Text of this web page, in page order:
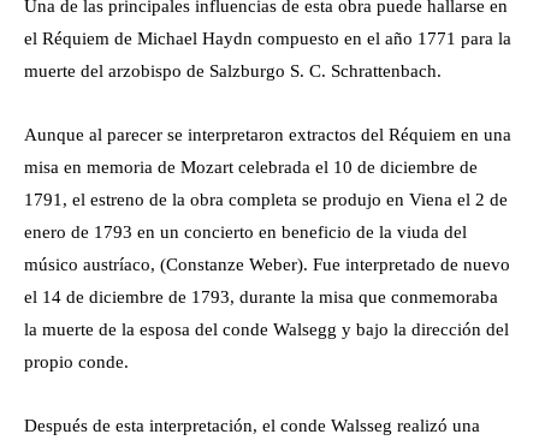
Una de las principales influencias de esta obra puede hallarse en
el Réquiem de Michael Haydn compuesto en el año 1771 para la
muerte del arzobispo de Salzburgo S. C. Schrattenbach.
Aunque al parecer se interpretaron extractos del Réquiem en una
misa en memoria de Mozart celebrada el 10 de diciembre de
1791, el estreno de la obra completa se produjo en Viena el 2 de
enero de 1793 en un concierto en beneficio de la viuda del
músico austríaco, (Constanze Weber). Fue interpretado de nuevo
el 14 de diciembre de 1793, durante la misa que conmemoraba
la muerte de la esposa del conde Walsegg y bajo la dirección del
propio conde.
Después de esta interpretación, el conde Walsseg realizó una